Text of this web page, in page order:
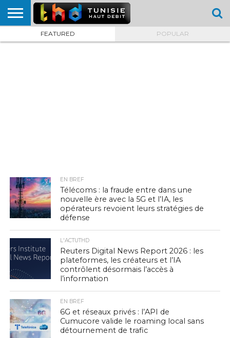
HOME
L’ACTUTHD
EN
PODCASTS
TEST
COMPARATIF
CARTE DE
CONTACT
FEATURED POPULAR
EN BREF
Télécoms : la fraude entre dans une
nouvelle ère avec la 5G et l’IA, les
opérateurs revoient leurs stratégies de
défense
L'ACTUTHD
Reuters Digital News Report 2026 : les
plateformes, les créateurs et l’IA
contrôlent désormais l’accès à
l’information
EN BREF
6G et réseaux privés : l’API de
Cumucore valide le roaming local sans
détournement de trafic